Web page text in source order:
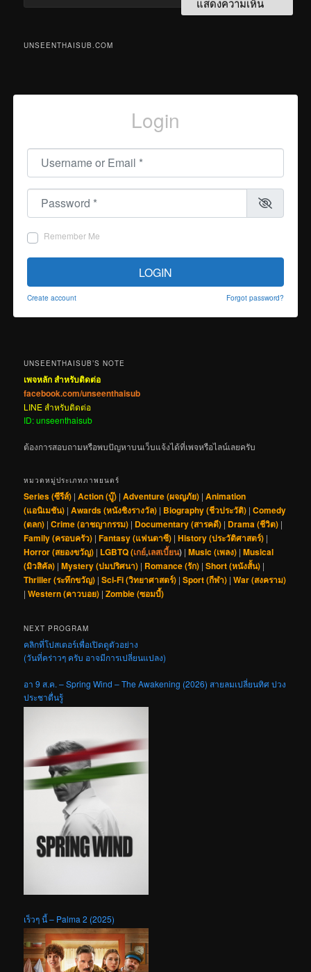
UNSEENTHAISUB.COM
Login
Username or Email
Password
Remember Me
LOGIN
Create account Forgot password?
UNSEENTHAISUB’S NOTE
เพจหลัก สำหรับติดต่อ
facebook.com/unseenthaisub
LINE สำหรับติดต่อ
ID: unseenthaisub
ต้องการสอบถามหรือพบปัญหาบนเว็บแจ้งได้ที่เพจหรือไลน์เลยครับ
หมวดหมู่ประเภทภาพยนตร์
Series (ซีรีส์) |Action (บู๊) |Adventure (ผจญภัย) |Animation
(แอนิเมชัน) |Awards (หนังชิงรางวัล) | Biography (ชีวประวัติ) |Comedy
(ตลก) |Crime (อาชญากรรม) | Documentary (สารคดี) | Drama (ชีวิต) |
Family (ครอบครัว) |Fantasy (แฟนตาซี) |History (ประวัติศาสตร์) |
Horror (สยองขวัญ) | LGBTQ (เกย์,เลสเบี้ยน) |Music (เพลง) |Musical
(มิวสิคัล) |Mystery (ปมปริศนา) | Romance (รัก) |Short (หนังสั้น) |
Thriller (ระทึกขวัญ) |Sci-Fi (วิทยาศาสตร์) |Sport (กีฬา) |War (สงคราม)
|Western (คาวบอย) |Zombie (ซอมบี้)
NEXT PROGRAM
คลิกที่โปสเตอร์เพื่อเปิดดูตัวอย่าง
(วันที่คร่าวๆ ครับ อาจมีการเปลี่ยนแปลง)
อา 9 ส.ค. – Spring Wind – The Awakening (2026) สายลมเปลี่ยนทิศ ปวง
ประชาตื่นรู้
เร็วๆ นี้ – Palma 2 (2025)